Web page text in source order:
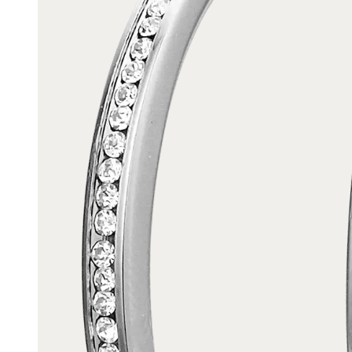
Enkelbandjes
Trouwringen
Accessoires
Piercings